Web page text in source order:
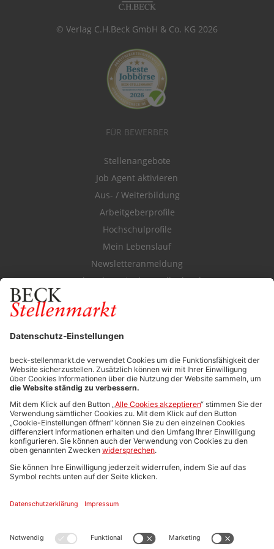
© Verlag C.H.Beck GmbH & Co. KG 2026
FÜR BEWERBER
Stellenangebote
Job Agent aktivieren
Aus- / Weiterbildung
Arbeitgeberprofile
Hochschulprofile
Mein Lebenslauf
Newsletteranmeldung
Durchsuchen Sie den Stellenkatalog
FÜR ARBEITGEBER
Stellenmarktpreise
Anzeigen-AGB
Media-Daten
Newsletteranmeldung
Produktübersicht
ALLGEMEIN
FAQs
Impressum
Stellenangebote C.H.BECK